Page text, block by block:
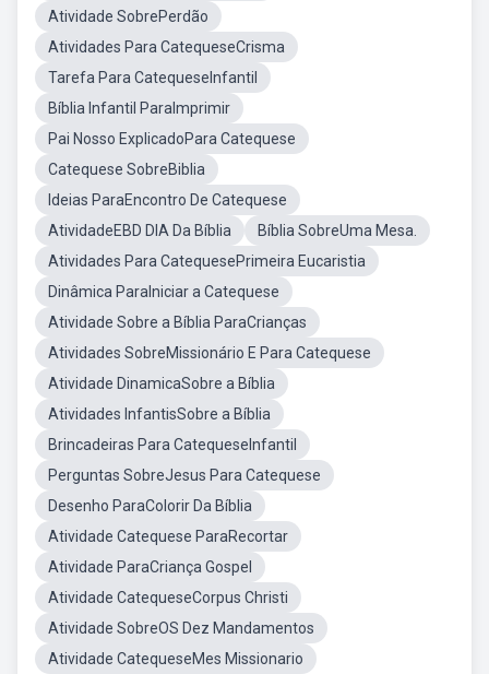
Atividade SobrePerdão
Atividades Para CatequeseCrisma
Tarefa Para CatequeseInfantil
Bíblia Infantil ParaImprimir
Pai Nosso ExplicadoPara Catequese
Catequese SobreBiblia
Ideias ParaEncontro De Catequese
AtividadeEBD DIA Da Bíblia
Bíblia SobreUma Mesa.
Atividades Para CatequesePrimeira Eucaristia
Dinâmica ParaIniciar a Catequese
Atividade Sobre a Bíblia ParaCrianças
Atividades SobreMissionário E Para Catequese
Atividade DinamicaSobre a Bíblia
Atividades InfantisSobre a Bíblia
Brincadeiras Para CatequeseInfantil
Perguntas SobreJesus Para Catequese
Desenho ParaColorir Da Bíblia
Atividade Catequese ParaRecortar
Atividade ParaCriança Gospel
Atividade CatequeseCorpus Christi
Atividade SobreOS Dez Mandamentos
Atividade CatequeseMes Missionario